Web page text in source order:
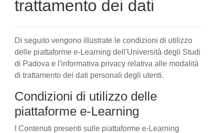
trattamento dei dati
Di seguito vengono illustrate le condizioni di utilizzo
delle piattaforme e-Learning dell'Università degli Studi
di Padova e l'informativa privacy relativa alle modalità
di trattamento dei dati personali degli utenti.
Condizioni di utilizzo delle
piattaforme e-Learning
I Contenuti presenti sulle piattaforme e-Learning